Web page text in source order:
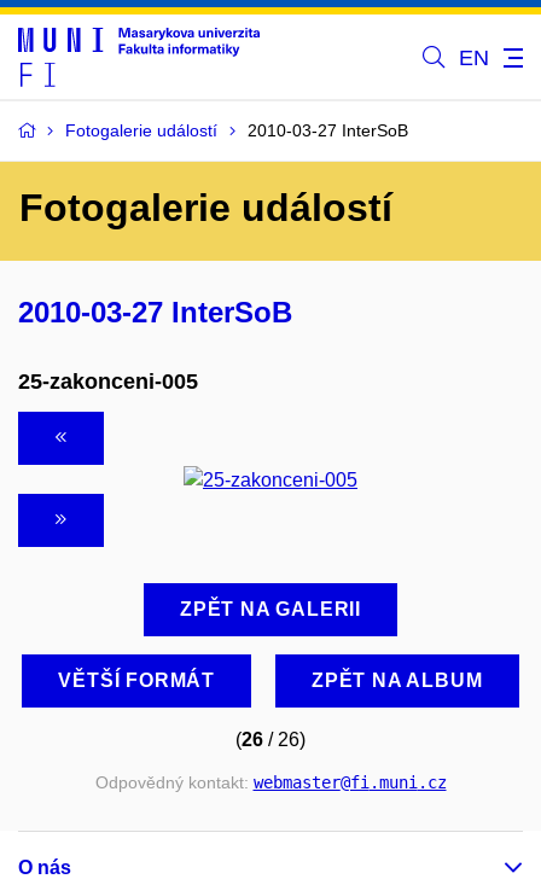
EN
Fotogalerie událostí 2010-03-27 InterSoB
Fotogalerie událostí
2010-03-27 InterSoB
25-zakonceni-005
ZPĚT NA GALERII
VĚTŠÍ FORMÁT ZPĚT NA ALBUM
(26 / 26)
Odpovědný kontakt: webmaster@fi.muni.cz
O nás